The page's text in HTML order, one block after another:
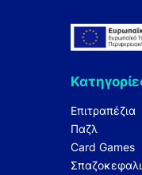
Επιτραπέζια
Παζλ
Card Games